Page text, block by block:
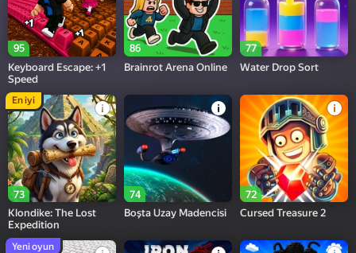
95
Keyboard Escape: +1
Speed
86
Brainrot Arena Online
77
Water Drop Sort
73
En iyi
Klondike: The Lost
Expedition
74
Boşta Uzay Madencisi
72
Cursed Treasure 2
Yeni oyun